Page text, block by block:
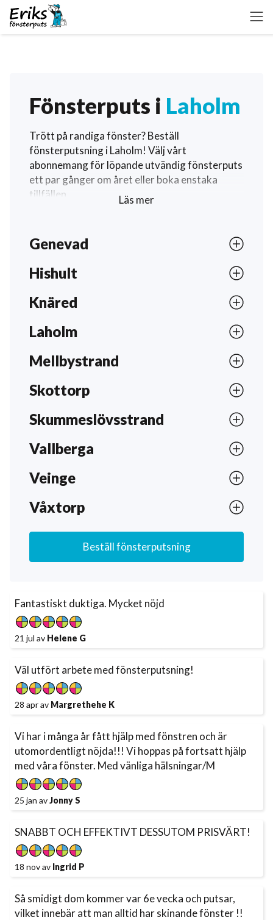
Fönsterputs i Laholm
Trött på randiga fönster? Beställ
fönsterputsning i Laholm! Välj vårt
abonnemang för löpande utvändig fönsterputs
ett par gånger om året eller boka enstaka
tillfällen.
runt. Klicka nedan för att beställa
fönsterputsning i Laholm och se exakt vilka
tider våra fönsterputsare är i just ditt område.
Laholm är en kommun som ligger i Hallands län.
Staden är känt för sin rika historia och vackra
stränder längs kusten. Här finns flera
naturreservat att besöka för promenader i
fantastisk miljö och sevärdheter att besöka
såsom Laholms slott och medeltida kyrkor.
Läs mer
Genevad
Hishult
Knäred
Laholm
Mellbystrand
Skottorp
Skummeslövsstrand
Vallberga
Veinge
Våxtorp
Beställ fönsterputsning
Fantastiskt duktiga. Mycket nöjd
21 jul av Helene G
Väl utfört arbete med fönsterputsning!
28 apr av Margrethehe K
Vi har i många år fått hjälp med fönstren och är
utomordentligt nöjda!!! Vi hoppas på fortsatt hjälp
med våra fönster. Med vänliga hälsningar/M
25 jan avJonny S
SNABBT OCH EFFEKTIVT DESSUTOM PRISVÄRT!
18 nov av Ingrid P
Så smidigt dom kommer var 6e vecka och putsar,
vilket innebär att man alltid har skinande fönster !!